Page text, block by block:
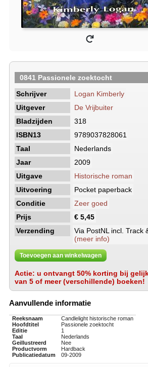
0841 Passionele zoektocht
Schrijver
Logan Kimberly
Uitgever
De Vrijbuiter
Bladzijden
318
ISBN13
9789037828061
Taal
Nederlands
Jaar
2009
Uitgave
Historische roman
Uitvoering
Pocket paperback
Conditie
Zeer goed
Prijs
€ 5,45
Verzending
Via PostNL incl. Track
(meer info)
Toevoegen aan winkelwagen
Actie: u ontvangt 50% korting bij
van 5 of meer (verschillende) boeken!
Aanvullende informatie
Reeksnaam
Candlelight historische roman
Hoofdtitel
Passionele zoektocht
Editie
1
Taal
Nederlands
Geillustreerd
Nee
Productvorm
Hardback
Publicatiedatum
09-2009